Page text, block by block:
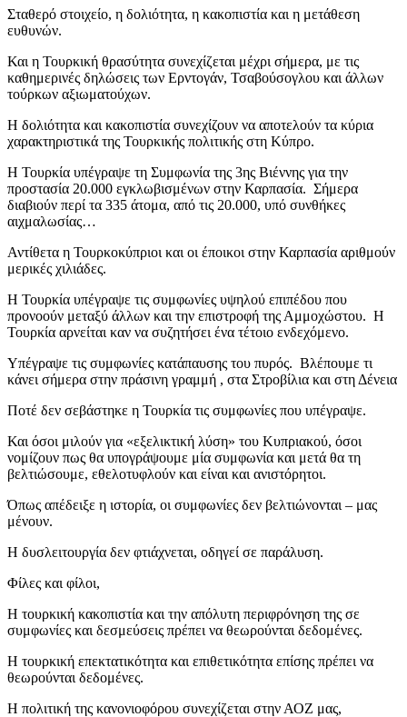
Σταθερό στοιχείο, η δολιότητα, η κακοπιστία και η μετάθεση
ευθυνών.
Και η Τουρκική θρασύτητα συνεχίζεται μέχρι σήμερα, με τις
καθημερινές δηλώσεις των Ερντογάν, Τσαβούσογλου και άλλων
τούρκων αξιωματούχων.
Η δολιότητα και κακοπιστία συνεχίζουν να αποτελούν τα κύρια
χαρακτηριστικά της Τουρκικής πολιτικής στη Κύπρο.
Η Τουρκία υπέγραψε τη Συμφωνία της 3ης Βιέννης για την
προστασία 20.000 εγκλωβισμένων στην Καρπασία. Σήμερα
διαβιούν περί τα 335 άτομα, από τις 20.000, υπό συνθήκες
αιχμαλωσίας…
Αντίθετα η Τουρκοκύπριοι και οι έποικοι στην Καρπασία αριθμούν
μερικές χιλιάδες.
Η Τουρκία υπέγραψε τις συμφωνίες υψηλού επιπέδου που
προνοούν μεταξύ άλλων και την επιστροφή της Αμμοχώστου. Η
Τουρκία αρνείται καν να συζητήσει ένα τέτοιο ενδεχόμενο.
Υπέγραψε τις συμφωνίες κατάπαυσης του πυρός. Βλέπουμε τι
κάνει σήμερα στην πράσινη γραμμή , στα Στροβίλια και στη Δένεια
Ποτέ δεν σεβάστηκε η Τουρκία τις συμφωνίες που υπέγραψε.
Και όσοι μιλούν για «εξελικτική λύση» του Κυπριακού, όσοι
νομίζουν πως θα υπογράψουμε μία συμφωνία και μετά θα τη
βελτιώσουμε, εθελοτυφλούν και είναι και ανιστόρητοι.
Όπως απέδειξε η ιστορία, οι συμφωνίες δεν βελτιώνονται – μας
μένουν.
Η δυσλειτουργία δεν φτιάχνεται, οδηγεί σε παράλυση.
Φίλες και φίλοι,
Η τουρκική κακοπιστία και την απόλυτη περιφρόνηση της σε
συμφωνίες και δεσμεύσεις πρέπει να θεωρούνται δεδομένες.
Η τουρκική επεκτατικότητα και επιθετικότητα επίσης πρέπει να
θεωρούνται δεδομένες.
Η πολιτική της κανονιοφόρου συνεχίζεται στην ΑΟΖ μας,